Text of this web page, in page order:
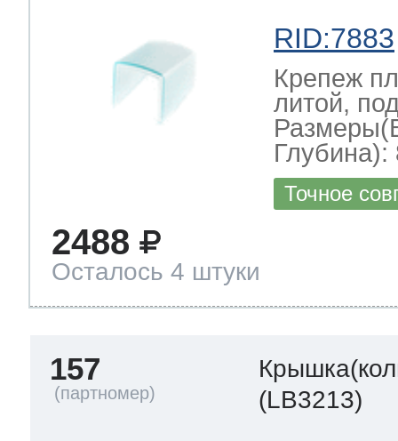
RID:7883
Крепеж
литой,
Глубина):
Точное
2488
Осталось 4 штуки
157
(LB3213)